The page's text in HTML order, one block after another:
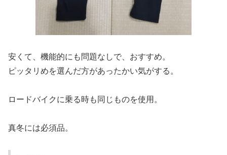
安くて、機能的にも問題なしで、おすすめ。
ピッタリめを選んだ方があったかい気がする。
ロードバイクに乗る時も同じものを使用。
真冬には必須品。